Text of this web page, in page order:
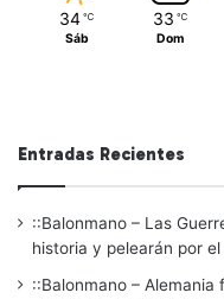
34 ℃
Sáb
33 ℃
Dom
Entradas Recientes
::Balonmano – Las
historia y pelearán por
::Balonmano – Alemania